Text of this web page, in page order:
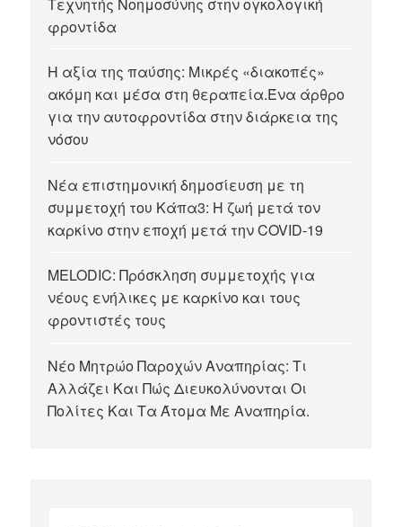
φροντίδα
Η αξία της παύσης: Μικρές «διακοπές»
ακόμη και μέσα στη θεραπεία.Ένα άρθρο
για την αυτοφροντίδα στην διάρκεια της
νόσου
Νέα επιστημονική δημοσίευση με τη
συμμετοχή του Κάπα3: Η ζωή μετά τον
καρκίνο στην εποχή μετά την COVID-19
MELODIC: Πρόσκληση συμμετοχής για
νέους ενήλικες με καρκίνο και τους
φροντιστές τους
Νέο Μητρώο Παροχών Αναπηρίας: Τι
Αλλάζει Και Πώς Διευκολύνονται Οι
Πολίτες Και Τα Άτομα Με Αναπηρία.